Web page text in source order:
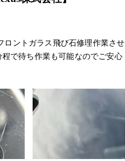
ントガラス飛び石修理作業させ
で待ち作業も可能なのでご安心